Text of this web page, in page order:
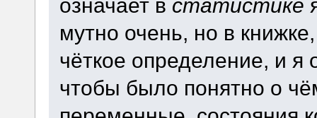
означает в статистике
мутно очень, но в
чёткое определение, и я
чтобы было понятно о